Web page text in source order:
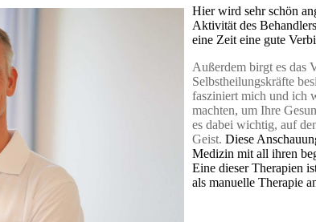
Hier wird sehr schön
Aktivität des
eine Zeit eine gute
Außerdem birgt es das
Selbstheilungskräfte
fasziniert mich und ich
machten, um Ihre
es dabei wichtig, auf
Geist.Diese
Medizin mit all ihren
Eine dieser Therapien
als manuelle Therapie